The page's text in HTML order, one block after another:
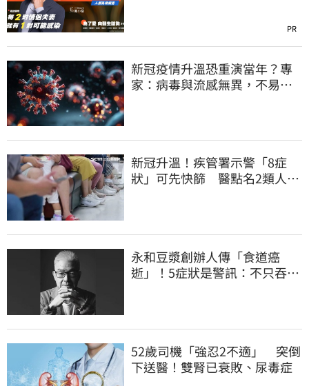
PR
新冠疫情升溫恐重演當年？專
家：病毒與流感無異，不易癱
新冠升溫！疾管署示警「8症
狀」可先快篩 醫點名2類人重
永和豆漿創辦人傳「食道癌
逝」！5症狀是警訊：不只吞嚥
52歲司機「強忍2不適」 突倒
下送醫！雙腎已衰敗、尿毒症